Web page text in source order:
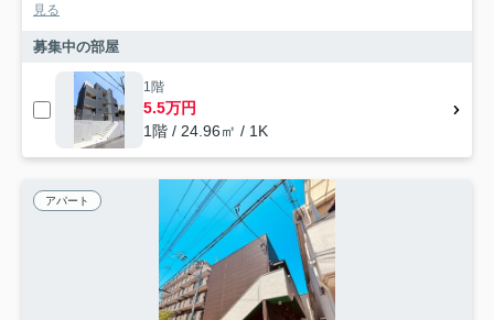
見る
募集中の部屋
1階
5.5万円
1階 / 24.96㎡ / 1K
アパート